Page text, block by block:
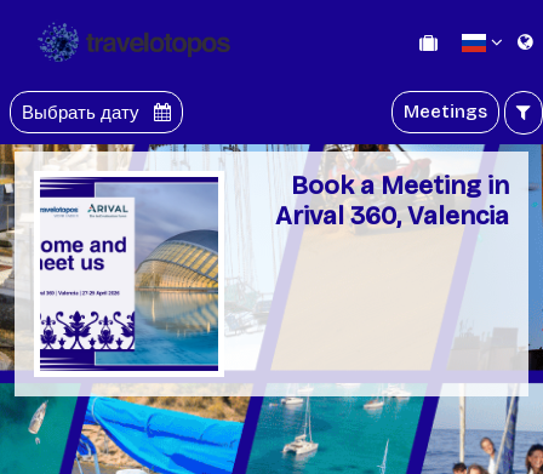
Выбрать дату Meetings
Book a Meeting in
Arival 360, Valencia